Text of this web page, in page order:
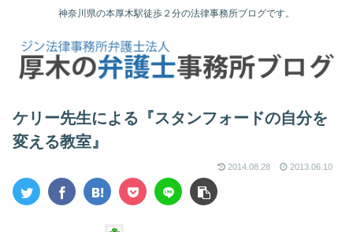
神奈川県の本厚木駅徒歩２分の法律事務所ブログです。
ケリー先生による『スタンフォードの自分を
変える教室』
2014.08.28 2013.06.10